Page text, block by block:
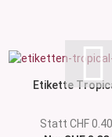
Etikette
Statt CHF